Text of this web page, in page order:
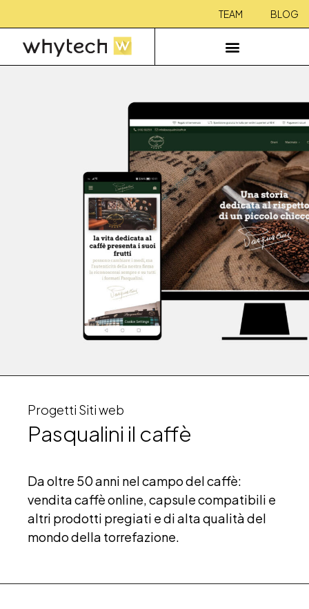
TEAM BLOG
Progetti Siti web
Pasqualini il caffè
Da oltre 50 anni nel campo del caffè:
vendita caffè online, capsule compatibili e
altri prodotti pregiati e di alta qualità del
mondo della torrefazione.